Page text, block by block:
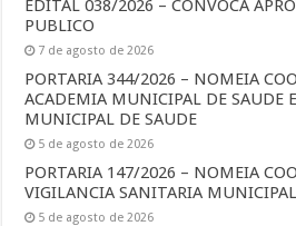
EDITAL 038/2026 – CONVOCA
PUBLICO
7 de agosto de 2026
PORTARIA 344/2026 – NOMEIA
ACADEMIA MUNICIPAL DE SAUDE
MUNICIPAL DE SAUDE
5 de agosto de 2026
PORTARIA 147/2026 – NOMEIA
VIGILANCIA SANITARIA MUNICIPAL
5 de agosto de 2026